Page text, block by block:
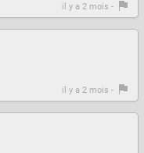
il y a 2 mois -
il y a 2 mois -